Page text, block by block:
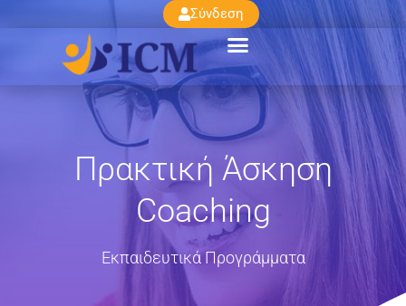
Σύνδεση
Πρακτική Άσκηση
Coaching
Εκπαιδευτικά Προγράμματα